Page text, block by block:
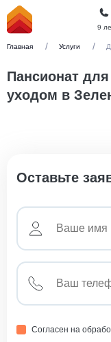
9
Главная Услуги
Пансионат
уходом в
Оставьте
Согласен на